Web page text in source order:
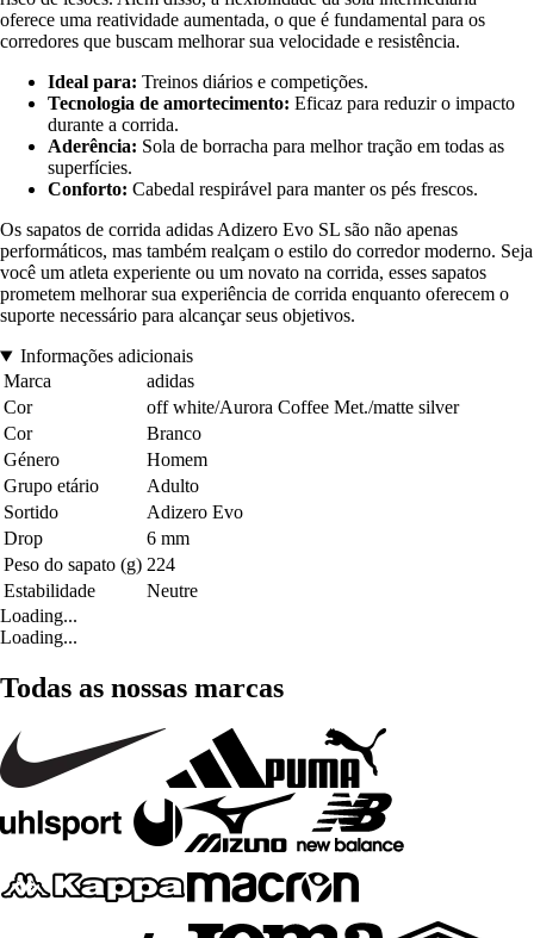
oferece uma reatividade aumentada, o que é fundamental para os
corredores que buscam melhorar sua velocidade e resistência.
Ideal para: Treinos diários e competições.
Tecnologia de amortecimento: Eficaz para reduzir o impacto
durante a corrida.
Aderência: Sola de borracha para melhor tração em todas as
superfícies.
Conforto: Cabedal respirável para manter os pés frescos.
Os sapatos de corrida adidas Adizero Evo SL são não apenas
performáticos, mas também realçam o estilo do corredor moderno. Seja
você um atleta experiente ou um novato na corrida, esses sapatos
prometem melhorar sua experiência de corrida enquanto oferecem o
suporte necessário para alcançar seus objetivos.
Informações adicionais
Marca
adidas
Cor
off white/Aurora Coffee Met./matte silver
Cor
Branco
Género
Homem
Grupo etário
Adulto
Sortido
Adizero Evo
Drop
6 mm
Peso do sapato (g) 224
Estabilidade
Neutre
Loading...
Loading...
Todas as nossas marcas